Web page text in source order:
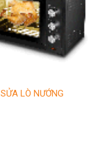
SỬA LÒ NƯỚNG